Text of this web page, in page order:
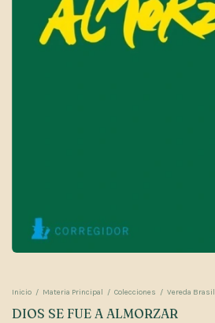
Inicio / Materia Principal / Colecciones / Vereda Brasil
DIOS SE FUE A ALMORZAR